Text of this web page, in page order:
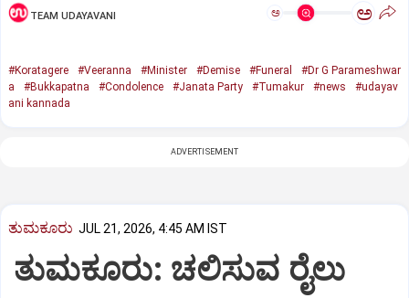
TEAM UDAYAVANI ಅ ಅ
#Koratagere #Veeranna #Minister #Demise #Funeral
#Dr G Parameshwar
a
#Bukkapatna #Condolence #Janata Party #Tumakur #news
#udayav
ani kannada
ADVERTISEMENT
ತುಮಕೂರು JUL 21, 2026, 4:45 AM IST
ತುಮಕೂರು: ಚಲಿಸುವ ರೈಲು